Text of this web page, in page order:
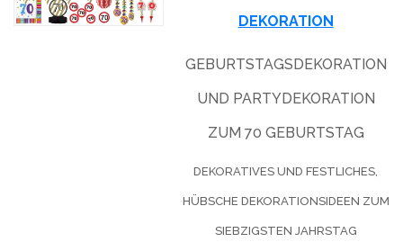
DEKORATION
GEBURTSTAGSDEKORATION
UND PARTYDEKORATION
ZUM 70 GEBURTSTAG
DEKORATIVES UND FESTLICHES,
HÜBSCHE DEKORATIONSIDEEN ZUM
SIEBZIGSTEN JAHRSTAG